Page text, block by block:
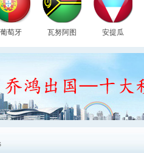
葡萄牙 瓦努阿图 安提瓜